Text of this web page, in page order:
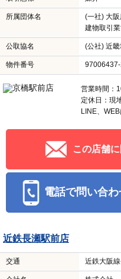
所属団体名
(一社) 大
建物取引
公取協名 (公社) 近
物件番号
営業時間：
定休日：現
LINE、
この店舗
電話で問い合わ
近鉄長瀬駅前店
交通 近鉄大阪